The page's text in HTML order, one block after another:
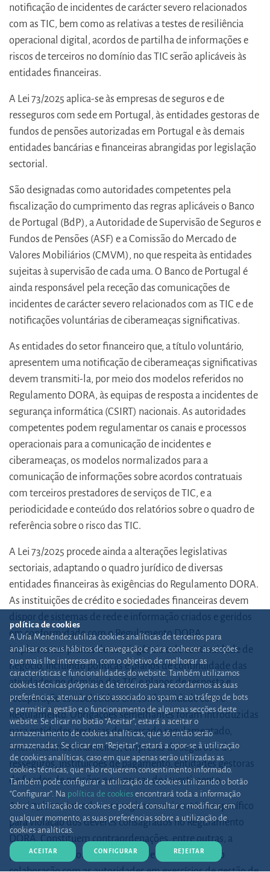
notificação de incidentes de carácter severo relacionados
com as TIC, bem como as relativas a testes de resiliência
operacional digital, acordos de partilha de informações e
riscos de terceiros no domínio das TIC serão aplicáveis às
entidades financeiras.
A Lei 73/2025 aplica-se às empresas de seguros e de
resseguros com sede em Portugal, às entidades gestoras de
fundos de pensões autorizadas em Portugal e às demais
entidades bancárias e financeiras abrangidas por legislação
sectorial.
São designadas como autoridades competentes pela
fiscalização do cumprimento das regras aplicáveis o Banco
de Portugal (BdP), a Autoridade de Supervisão de Seguros e
Fundos de Pensões (ASF) e a Comissão do Mercado de
Valores Mobiliários (CMVM), no que respeita às entidades
sujeitas à supervisão de cada uma. O Banco de Portugal é
ainda responsável pela receção das comunicações de
incidentes de carácter severo relacionados com as TIC e de
notificações voluntárias de ciberameaças significativas.
As entidades do setor financeiro que, a título voluntário,
apresentem uma notificação de ciberameaças significativas
devem transmiti-la, por meio dos modelos referidos no
Regulamento DORA, às equipas de resposta a incidentes de
segurança informática (CSIRT) nacionais. As autoridades
competentes podem regulamentar os canais e processos
operacionais para a comunicação de incidentes e
ciberameaças, os modelos normalizados para a
comunicação de informações sobre acordos contratuais
com terceiros prestadores de serviços de TIC, e a
periodicidade e conteúdo dos relatórios sobre o quadro de
referência sobre o risco das TIC.
A Lei 73/2025 procede ainda a alterações legislativas
sectoriais, adaptando o quadro jurídico de diversas
entidades financeiras às exigências do Regulamento DORA.
As instituições de crédito e sociedades financeiras devem
dispor de sistemas de rede e informação criados e geridos
em conformidade com o Regulamento DORA,
implementar planos de contingência e de continuidade de
negócio, incluindo políticas e planos de continuidade das
atividades no domínio das TIC e planos de resposta e
recuperação estabelecidos em conformidade com o
Regulamento. Obrigações semelhantes foram introduzidas
para entidades gestoras de mercado regulamentado,
intermediários financeiros, empresas de seguros e de
resseguros, instituições de pagamento, entidades gestoras
de fundos de pensões e empresas de investimento.
A Lei 73/2025 introduz um regime sancionatório específico
para violação dos deveres consagrados no Regulamento
DORA. Constituem contraordenações, entre outras, a
prestação de informação incompleta ou falsa, a não
política de cookies
A Uría Menéndez utiliza cookies analíticas de terceiros para
analisar os seus hábitos de navegação e para conhecer as secções
que mais lhe interessam, com o objetivo de melhorar as
características e funcionalidades do website. Também utilizamos
cookies técnicas próprias e de terceiros para recordarmos as suas
preferências, atenuar o risco associado ao spam e ao tráfego de bots
e permitir a gestão e o funcionamento de algumas secções deste
website. Se clicar no botão “Aceitar”, estará a aceitar o
armazenamento de cookies analíticas, que só então serão
armazenadas. Se clicar em “Rejeitar”, estará a opor-se à utilização
de cookies analíticas, caso em que apenas serão utilizadas as
cookies técnicas, que não requerem consentimento informado.
Também pode configurar a utilização de cookies utilizando o botão
“Configurar”. Na política de cookies encontrará toda a informação
sobre a utilização de cookies e poderá consultar e modificar, em
qualquer momento, as suas preferências sobre a utilização de
cookies analíticas.
ACEITAR CONFIGURAR REJEITAR